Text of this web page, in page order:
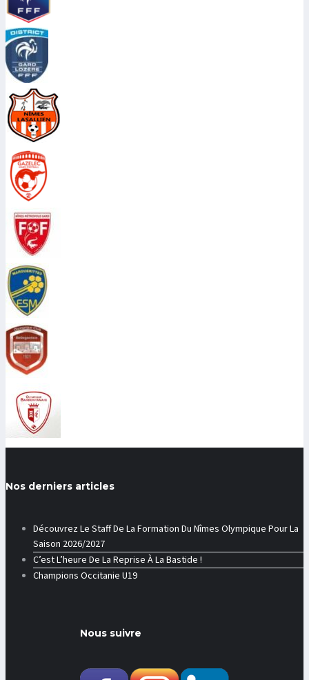
Nos derniers articles
Découvrez Le Staff De La Formation Du Nîmes Olympique Pour La
Saison 2026/2027
C’est L’heure De La Reprise À La Bastide !
Champions Occitanie U19
Nous suivre